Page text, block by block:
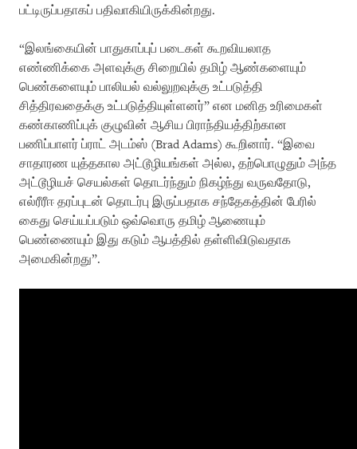
பட்டிருப்பதாகப் பதிவாகியிருக்கின்றது.
“இலங்கையின் பாதுகாப்புப் படைகள் கூறவியலாத
எண்ணிக்கை அளவுக்கு சிறையில் தமிழ் ஆண்களையும்
பெண்களையும் பாலியல் வல்லுறவுக்கு உட்படுத்தி
சித்திரவதைக்கு உட்படுத்தியுள்ளனர்” என மனித உரிமைகள்
கண்காணிப்புக் குழுவின் ஆசிய பிராந்தியத்திற்கான
பணிப்பாளர் ப்ராட் அடம்ஸ் (Brad Adams) கூறினார். “இவை
சாதாரண யுத்தகால அட்டூழியங்கள் அல்ல, தற்பொழுதும் அந்த
அட்டூழியச் செயல்கள் தொடர்ந்தும் நிகழ்ந்து வருவதோடு,
எல்ரீரீஈ தரப்புடன் தொடர்பு இருப்பதாக சந்தேகத்தின் பேரில்
கைது செய்யப்படும் ஒவ்வொரு தமிழ் ஆணையும்
பெண்ணையும் இது கடும் ஆபத்தில் தள்ளிவிடுவதாக
அமைகின்றது”.